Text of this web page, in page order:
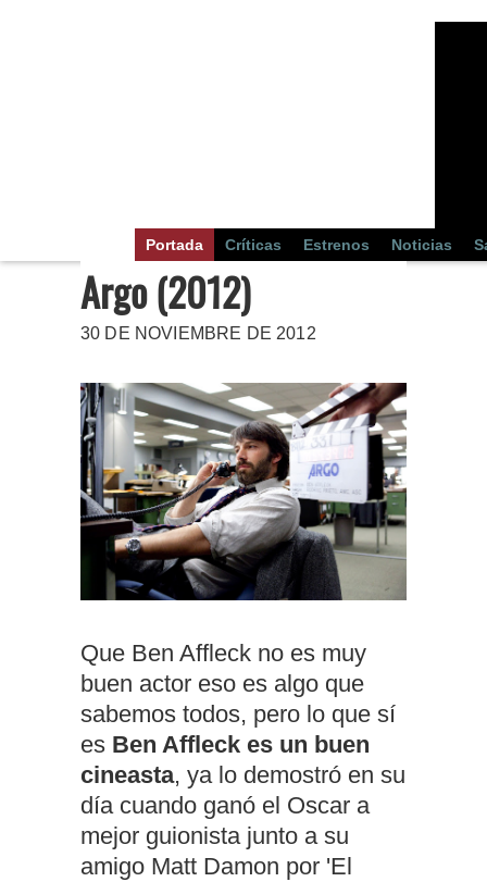
Portada Críticas Estrenos Noticias
Argo (2012)
30 DE NOVIEMBRE DE 2012
Que Ben Affleck no es muy
buen actor eso es algo que
sabemos todos, pero lo que sí
es Ben Affleck es un buen
cineasta, ya lo demostró en su
día cuando ganó el Oscar a
mejor guionista junto a su
amigo Matt Damon por 'El